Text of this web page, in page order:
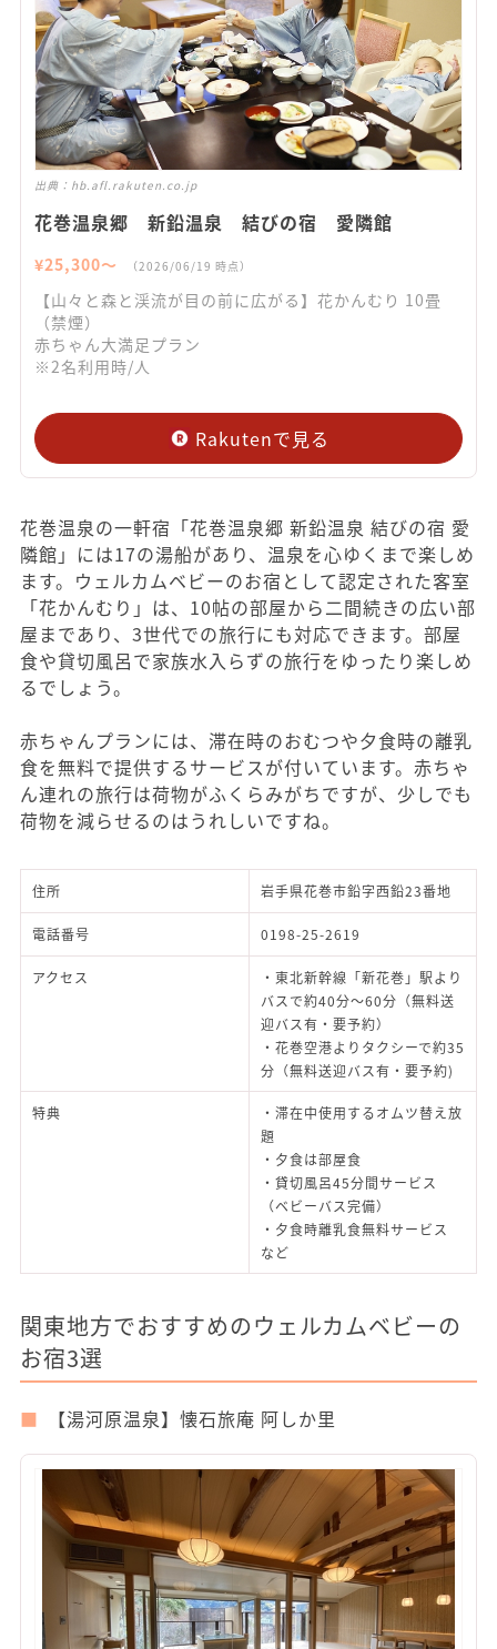
出典： hb.afl.rakuten.co.jp
花巻温泉郷 新鉛温泉 結びの宿 愛隣館
¥25,300〜 （2026/06/19 時点）
【山々と森と渓流が目の前に広がる】花かんむり 10畳
（禁煙）
赤ちゃん大満足プラン
※2名利用時/人
Rakutenで見る
花巻温泉の一軒宿「花巻温泉郷 新鉛温泉 結びの宿 愛
隣館」には17の湯船があり、温泉を心ゆくまで楽しめ
ます。ウェルカムベビーのお宿として認定された客室
「花かんむり」は、10帖の部屋から二間続きの広い部
屋まであり、3世代での旅行にも対応できます。部屋
食や貸切風呂で家族水入らずの旅行をゆったり楽しめ
るでしょう。
赤ちゃんプランには、滞在時のおむつや夕食時の離乳
食を無料で提供するサービスが付いています。赤ちゃ
ん連れの旅行は荷物がふくらみがちですが、少しでも
荷物を減らせるのはうれしいですね。
住所 岩手県花巻市鉛字西鉛23番地
電話番号 0198-25-2619
アクセス
・東北新幹線「新花巻」駅より
バスで約40分～60分（無料送
迎バス有・要予約）
・花巻空港よりタクシーで約35
分（無料送迎バス有・要予約)
特典
・滞在中使用するオムツ替え放
題
・夕食は部屋食
・貸切風呂45分間サービス
（ベビーバス完備）
・夕食時離乳食無料サービス
など
関東地方でおすすめのウェルカムベビーの
お宿3選
【湯河原温泉】懐石旅庵 阿しか里